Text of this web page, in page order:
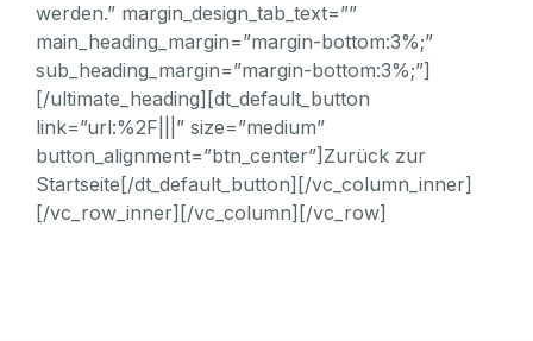
werden.” margin_design_tab_text=””
main_heading_margin=”margin-bottom:3%;”
sub_heading_margin=”margin-bottom:3%;”]
[/ultimate_heading][dt_default_button
link=”url:%2F|||” size=”medium”
button_alignment=”btn_center”]Zurück zur
Startseite[/dt_default_button][/vc_column_inner]
[/vc_row_inner][/vc_column][/vc_row]